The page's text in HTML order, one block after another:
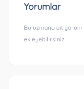
Yorumlar
Bu uzmana ait yorum
ekleyebilirsiniz.